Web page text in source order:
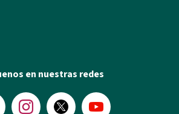
en nuestras redes